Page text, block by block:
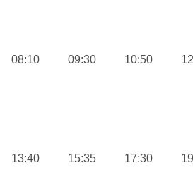
08:10 09:30 10:50
13:40 15:35 17:30